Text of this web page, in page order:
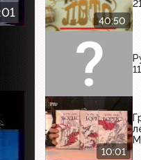
40:50
10:01